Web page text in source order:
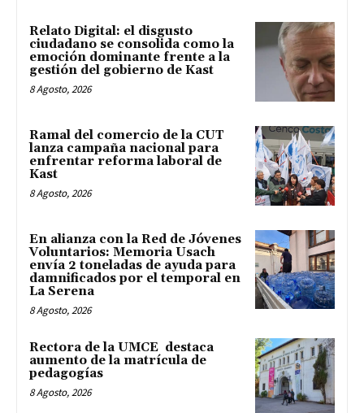
Relato Digital: el disgusto
ciudadano se consolida como la
emoción dominante frente a la
gestión del gobierno de Kast
8 Agosto, 2026
Ramal del comercio de la CUT
lanza campaña nacional para
enfrentar reforma laboral de
Kast
8 Agosto, 2026
En alianza con la Red de Jóvenes
Voluntarios: Memoria Usach
envía 2 toneladas de ayuda para
damnificados por el temporal en
La Serena
8 Agosto, 2026
Rectora de la UMCE destaca
aumento de la matrícula de
pedagogías
8 Agosto, 2026